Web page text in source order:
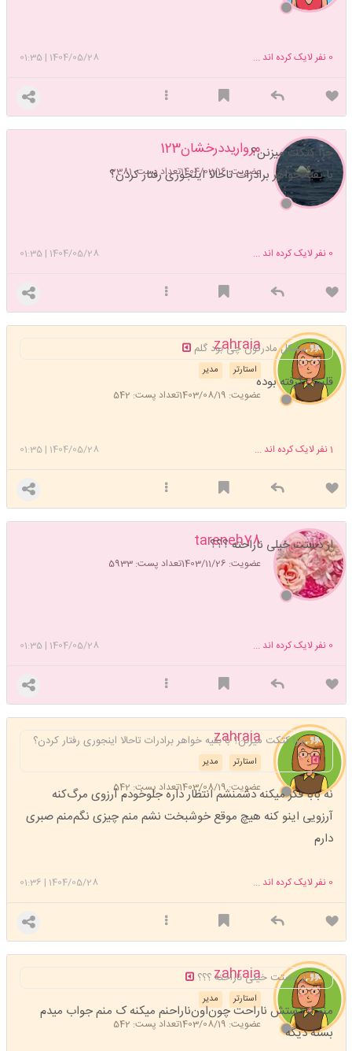
1404/05/28
|
01:35 0 نفر لایک کرده اند ...
مرواریددرخشان123
عضویت: 1404/02/16 تعداد پست: 2381
چرا کتکت میزنن؟
با بقیه خواهر برادرات تاحالا اینجوری رفتار کردن؟
1404/05/28
|
01:35 0 نفر لایک کرده اند ...
zahraia
مدیر استارتر
عضویت: 1403/08/19 تعداد پست: 542
مشکل مادرتون چی بود گلم
قلبش گرفته بوده
1404/05/28
|
01:35 1نفر لایک کرده اند ...
tareneh78
عضویت: 1403/11/26 تعداد پست: 5933
از دستت خیلی ناراحته ؟؟؟
1404/05/28
|
01:35 0 نفر لایک کرده اند ...
zahraia
مدیر استارتر
عضویت: 1403/08/19 تعداد پست: 542
چرا کتکت میزنن؟ با بقیه خواهر برادرات تاحالا اینجوری رفتار کردن؟
نه بابا فکر میکنه دشمنشم انتظار داره جلو‌خودم آرزوی مرگ‌کنه
آرزویی اینو کنه هیچ موقع خوشبخت نشم منم چیزی نگم‌منم صبری
دارم
1404/05/28
|
01:36 0 نفر لایک کرده اند ...
zahraia
مدیر استارتر
عضویت: 1403/08/19 تعداد پست: 542
از دستت خیلی ناراحته ؟؟؟
منم از دستش ناراحت چون‌اون‌ناراحنم میکنه ک منم جواب میدم
بسته دیگه